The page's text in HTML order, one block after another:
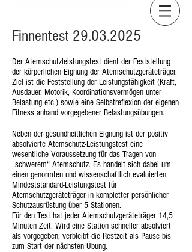
Finnentest 29.03.2025
Der Atemschutzleistungstest dient der Feststellung
der körperlichen Eignung der Atemschutzgeräteträger.
Ziel ist die Feststellung der Leistungsfähigkeit (Kraft,
Ausdauer, Motorik, Koordinationsvermögen unter
Belastung etc.) sowie eine Selbstreflexion der eigenen
Fitness anhand vorgegebener Belastungsübungen.
Neben der gesundheitlichen Eignung ist der positiv
absolvierte Atemschutz-Leistungstest eine
wesentliche Voraussetzung für das Tragen von
„schwerem“ Atemschutz. Es handelt sich dabei um
einen genormten und wissenschaftlich evaluierten
Mindeststandard-Leistungstest für
Atemschutzgeräteträger in kompletter persönlicher
Schutzausrüstung über 5 Stationen.
Für den Test hat jeder Atemschutzgeräteträger 14,5
Minuten Zeit. Wird eine Station schneller absolviert
als vorgegeben, verbleibt die Restzeit als Pause bis
zum Start der nächsten Übung.